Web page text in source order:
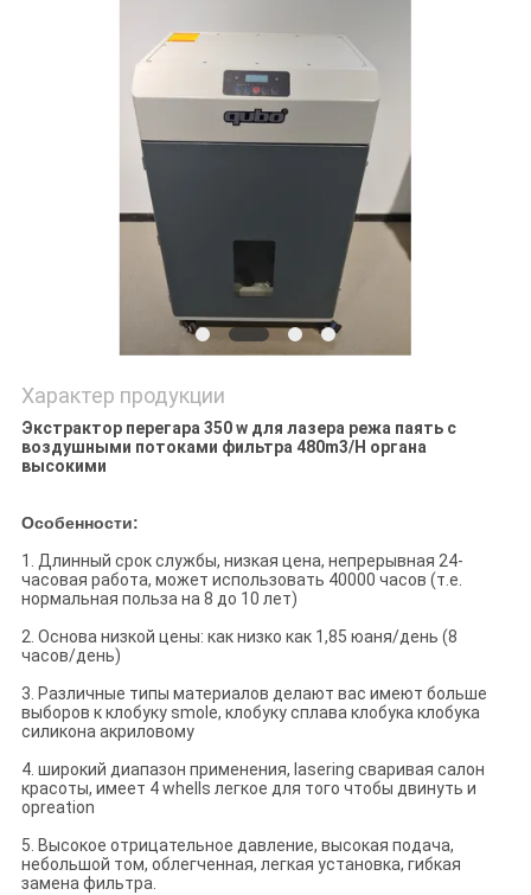
Характер продукции
Экстрактор перегара 350 w для лазера режа паять с
воздушными потоками фильтра 480m3/H органа
высокими
Особенности:
1. Длинный срок службы, низкая цена, непрерывная 24-
часовая работа, может использовать 40000 часов (т.е.
нормальная польза на 8 до 10 лет)
2. Основа низкой цены: как низко как 1,85 юаня/день (8
часов/день)
3. Различные типы материалов делают вас имеют больше
выборов к клобуку smole, клобуку сплава клобука клобука
силикона акриловому
4. широкий диапазон применения, lasering сваривая салон
красоты, имеет 4 whells легкое для того чтобы двинуть и
opreation
5. Высокое отрицательное давление, высокая подача,
небольшой том, облегченная, легкая установка, гибкая
замена фильтра.